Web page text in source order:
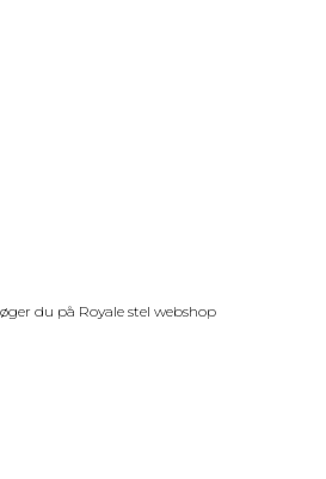
du på Royale stel webshop